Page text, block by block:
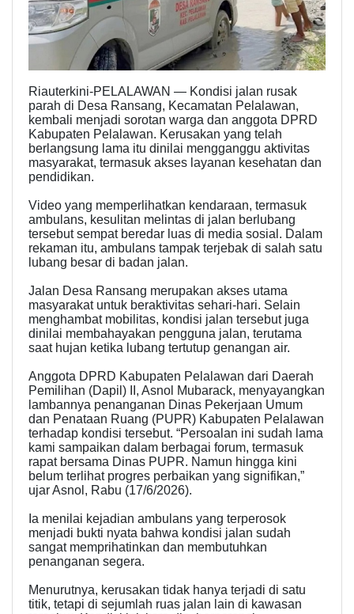
Riauterkini-PELALAWAN — Kondisi jalan rusak
parah di Desa Ransang, Kecamatan Pelalawan,
kembali menjadi sorotan warga dan anggota DPRD
Kabupaten Pelalawan. Kerusakan yang telah
berlangsung lama itu dinilai mengganggu aktivitas
masyarakat, termasuk akses layanan kesehatan dan
pendidikan.
Video yang memperlihatkan kendaraan, termasuk
ambulans, kesulitan melintas di jalan berlubang
tersebut sempat beredar luas di media sosial. Dalam
rekaman itu, ambulans tampak terjebak di salah satu
lubang besar di badan jalan.
Jalan Desa Ransang merupakan akses utama
masyarakat untuk beraktivitas sehari-hari. Selain
menghambat mobilitas, kondisi jalan tersebut juga
dinilai membahayakan pengguna jalan, terutama
saat hujan ketika lubang tertutup genangan air.
Anggota DPRD Kabupaten Pelalawan dari Daerah
Pemilihan (Dapil) II, Asnol Mubarack, menyayangkan
lambannya penanganan Dinas Pekerjaan Umum
dan Penataan Ruang (PUPR) Kabupaten Pelalawan
terhadap kondisi tersebut. “Persoalan ini sudah lama
kami sampaikan dalam berbagai forum, termasuk
rapat bersama Dinas PUPR. Namun hingga kini
belum terlihat progres perbaikan yang signifikan,”
ujar Asnol, Rabu (17/6/2026).
Ia menilai kejadian ambulans yang terperosok
menjadi bukti nyata bahwa kondisi jalan sudah
sangat memprihatinkan dan membutuhkan
penanganan segera.
Menurutnya, kerusakan tidak hanya terjadi di satu
titik, tetapi di sejumlah ruas jalan lain di kawasan